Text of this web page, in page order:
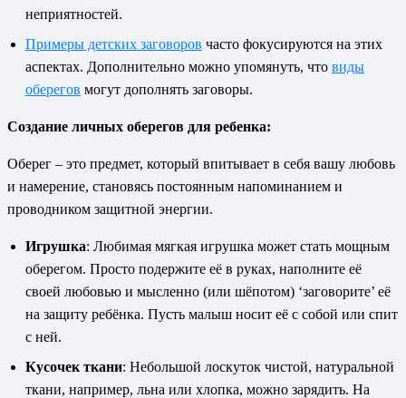
неприятностей.
Примеры детских заговоров часто фокусируются на этих
аспектах. Дополнительно можно упомянуть, что виды
оберегов могут дополнять заговоры.
Создание личных оберегов для ребенка:
Оберег – это предмет, который впитывает в себя вашу любовь
и намерение, становясь постоянным напоминанием и
проводником защитной энергии.
Игрушка: Любимая мягкая игрушка может стать мощным
оберегом. Просто подержите её в руках, наполните её
своей любовью и мысленно (или шёпотом) ‘заговорите’ её
на защиту ребёнка. Пусть малыш носит её с собой или спит
с ней.
Кусочек ткани: Небольшой лоскуток чистой, натуральной
ткани, например, льна или хлопка, можно зарядить. На